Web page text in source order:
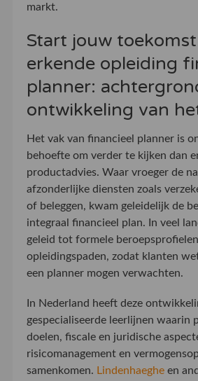
markt.
Start jouw
erkende opleiding
planner:
ontwikkeling van
Het vak van financieel planner is
behoefte om verder te kijken dan
productadvies. Waar vroeger de
afzonderlijke diensten zoals
of beleggen, kwam geleidelijk de
integraal financieel plan. In veel
geleid tot formele
opleidingspaden, zodat klanten
een planner mogen verwachten.
In Nederland heeft deze
gespecialiseerde leerlijnen waarin
doelen, fiscale en juridische
risicomanagement en
samenkomen. Lindenhaegheen